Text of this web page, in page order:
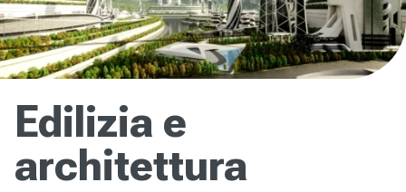
Edilizia e
architettura